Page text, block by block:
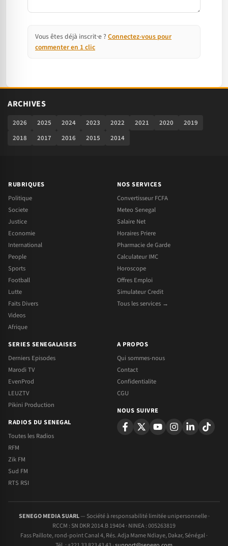
Vous êtes déjà inscrit·e ? Connectez-vous pour
commenter en 1 clic
ARCHIVES
2026 2025 2024 2023 2022 2021 2020
2019
2018
2017 2016 2015 2014
RUBRIQUES
Politique
Societe
Justice
Economie
International
People
Sports
Football
Lutte
Faits Divers
Videos
Afrique
NOS SERVICES
Convertisseur FCFA
Meteo Senegal
Salaire Net
Horaires Priere
Pharmacie de Garde
Calculateur IMC
Horoscope
Offres Emploi
Simulateur Credit
Tous les services →
SERIES SENEGALAISES
Derniers Episodes
Marodi TV
EvenProd
LEUZTV
Pikini Production
RADIOS DU SENEGAL
Toutes les Radios
RFM
Zik FM
Sud FM
RTS RSI
A PROPOS
Qui sommes-nous
Contact
Confidentialite
CGU
NOUS SUIVRE
SENEGO MEDIA SUARL— Société à responsabilité limitée unipersonnelle ·
RCCM : SN DKR 2014.B 19404 · NINEA : 005263819
Fass Paillote, rond-point Canal 4, Rés. Adja Mame Ndiaye, Dakar, Sénégal ·